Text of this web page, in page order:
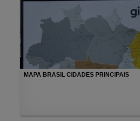
MAPA BRASIL CIDADES PRINCIPAIS